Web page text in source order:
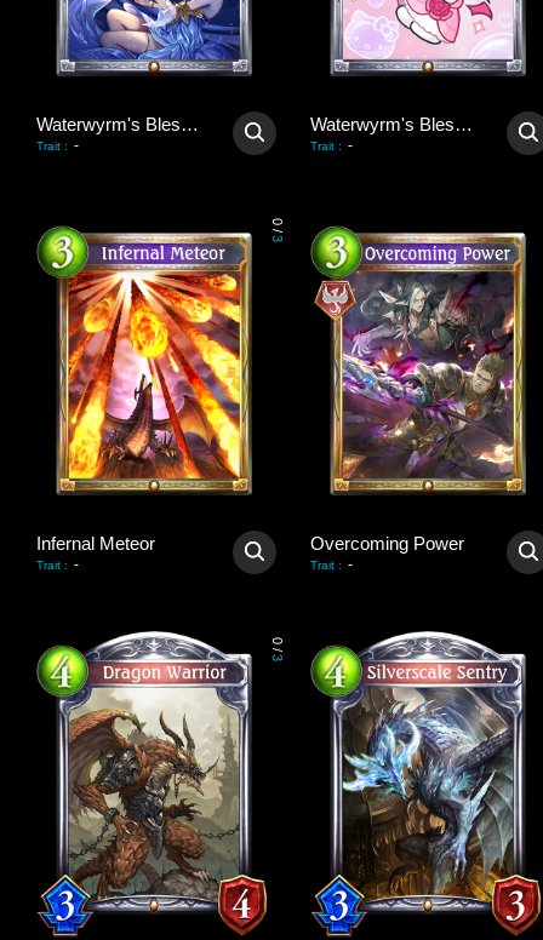
Waterwyrm's Blessing
Trait : -
Waterwyrm's Blessing
Trait : -
0
/
3
Infernal Meteor
Trait : -
Overcoming Power
Trait : -
0
/
3